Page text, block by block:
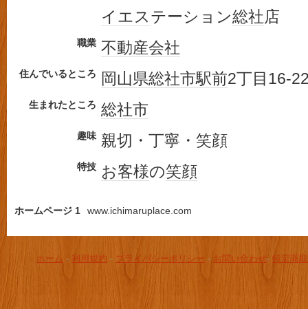
イエステーション総社店
職業 不動産会社
住んでいるところ 岡山県総社市駅前2丁目16-
生まれたところ 総社市
趣味 親切・丁寧・笑顔
特技 お客様の笑顔
ホームページ 1 www.ichimaruplace.com
ホーム - 利用規約 - プライバシーポリシー - お問い合わせ- 特定商